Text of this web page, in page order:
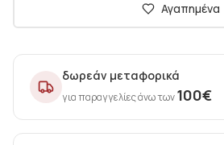
Αγαπημένα
δωρεάν μεταφορικά
για παραγγελίες άνω των100€